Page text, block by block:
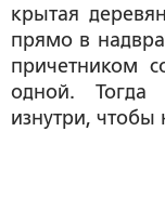
крытая
прямо в
причетником
одной. Тогда
изнутри, чтобы